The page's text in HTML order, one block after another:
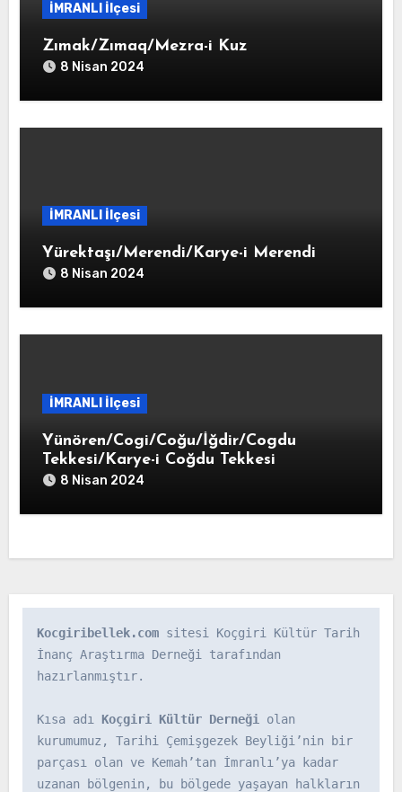
İMRANLI İlçesi
Zımak/Zımaq/Mezra-i Kuz
8 Nisan 2024
İMRANLI İlçesi
Yürektaşı/Merendi/Karye-i Merendi
8 Nisan 2024
İMRANLI İlçesi
Yünören/Cogi/Coğu/İğdir/Cogdu
Tekkesi/Karye-i Coğdu Tekkesi
8 Nisan 2024
Kocgiribellek.com sitesi Koçgiri Kültür Tarih
İnanç Araştırma Derneği tarafından
hazırlanmıştır.
Kısa adı Koçgiri Kültür Derneği olan
kurumumuz, Tarihi Çemişgezek Beyliği’nin bir
parçası olan ve Kemah’tan İmranlı’ya kadar
uzanan bölgenin, bu bölgede yaşayan halkların